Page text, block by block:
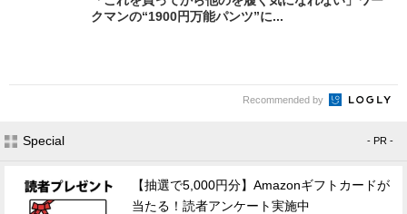
クマンの“1900円万能パンツ”に...
Recommended by
Special - PR -
【抽選で5,000円分】Amazonギフトカードが
当たる！読者アンケート実施中